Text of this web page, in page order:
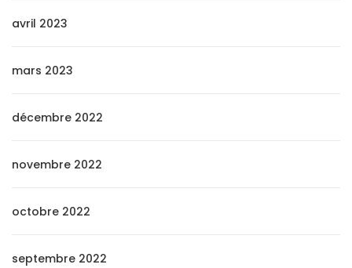
avril 2023
mars 2023
décembre 2022
novembre 2022
octobre 2022
septembre 2022